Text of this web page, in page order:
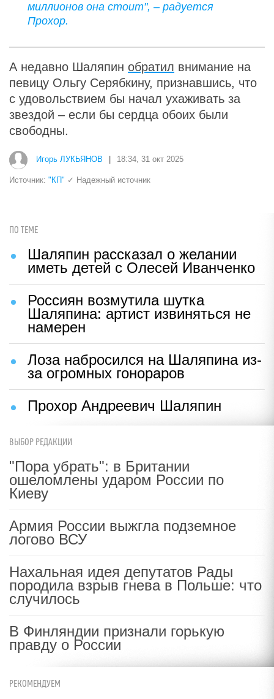
миллионов она стоит", – радуется
Прохор.
А недавно Шаляпин обратил внимание на
певицу Ольгу Серябкину, признавшись, что
с удовольствием бы начал ухаживать за
звездой – если бы сердца обоих были
свободны.
Игорь ЛУКЬЯНОВ 18:34, 31 окт 2025
Источник: "КП" ✓ Надежный источник
ПО ТЕМЕ
Шаляпин рассказал о желании
иметь детей с Олесей Иванченко
Россиян возмутила шутка
Шаляпина: артист извиняться не
намерен
Лоза набросился на Шаляпина из-
за огромных гонораров
Прохор Андреевич Шаляпин
ВЫБОР РЕДАКЦИИ
"Пора убрать": в Британии
ошеломлены ударом России по
Киеву
Армия России выжгла подземное
логово ВСУ
Нахальная идея депутатов Рады
породила взрыв гнева в Польше: что
случилось
В Финляндии признали горькую
правду о России
РЕКОМЕНДУЕМ